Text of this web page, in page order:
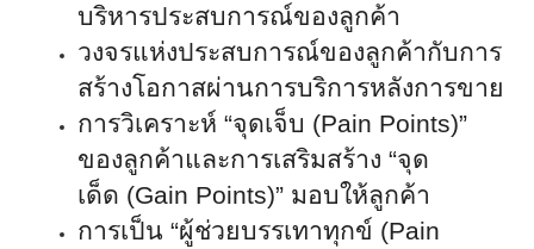
บริหารประสบการณ์ของลูกค้า
วงจรแห่งประสบการณ์ของลูกค้ากับการ
สร้างโอกาสผ่านการบริการหลังการขาย
การวิเคราะห์ “จุดเจ็บ (Pain Points)”
ของลูกค้าและการเสริมสร้าง “จุด
เด็ด (Gain Points)” มอบให้ลูกค้า
การเป็น “ผู้ช่วยบรรเทาทุกข์ (Pain